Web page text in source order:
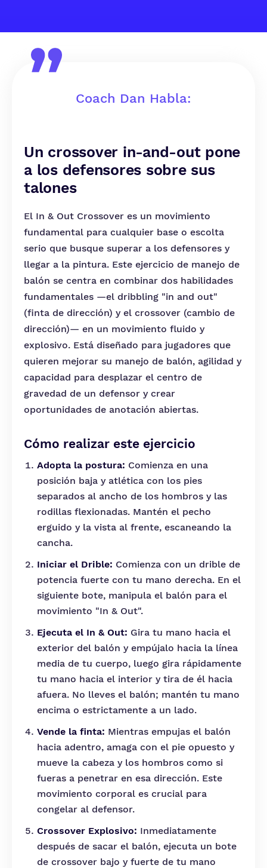
Coach Dan Habla:
Un crossover in-and-out pone
a los defensores sobre sus
talones
El In & Out Crossover es un movimiento
fundamental para cualquier base o escolta
serio que busque superar a los defensores y
llegar a la pintura. Este ejercicio de manejo de
balón se centra en combinar dos habilidades
fundamentales —el dribbling "in and out"
(finta de dirección) y el crossover (cambio de
dirección)— en un movimiento fluido y
explosivo. Está diseñado para jugadores que
quieren mejorar su manejo de balón, agilidad y
capacidad para desplazar el centro de
gravedad de un defensor y crear
oportunidades de anotación abiertas.
Cómo realizar este ejercicio
Adopta la postura: Comienza en una
posición baja y atlética con los pies
separados al ancho de los hombros y las
rodillas flexionadas. Mantén el pecho
erguido y la vista al frente, escaneando la
cancha.
Iniciar el Drible: Comienza con un drible de
potencia fuerte con tu mano derecha. En el
siguiente bote, manipula el balón para el
movimiento "In & Out".
Ejecuta el In & Out: Gira tu mano hacia el
exterior del balón y empújalo hacia la línea
media de tu cuerpo, luego gira rápidamente
tu mano hacia el interior y tira de él hacia
afuera. No lleves el balón; mantén tu mano
encima o estrictamente a un lado.
Vende la finta: Mientras empujas el balón
hacia adentro, amaga con el pie opuesto y
mueve la cabeza y los hombros como si
fueras a penetrar en esa dirección. Este
movimiento corporal es crucial para
congelar al defensor.
Crossover Explosivo: Inmediatamente
después de sacar el balón, ejecuta un bote
de crossover bajo y fuerte de tu mano